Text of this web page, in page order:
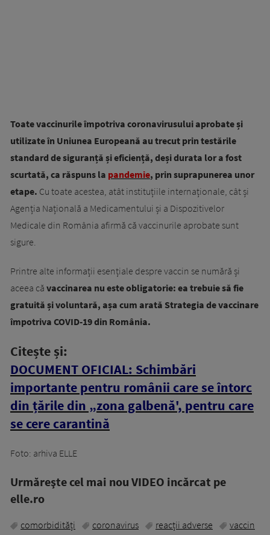
Toate vaccinurile împotriva coronavirusului aprobate și
utilizate în Uniunea Europeană au trecut prin testările
standard de siguranță și eficiență, deși durata lor a fost
scurtată, ca răspuns la pandemie, prin suprapunerea unor
etape. Cu toate acestea, atât instituțiile internaționale, cât și
Agenția Națională a Medicamentului și a Dispozitivelor
Medicale din România afirmă că vaccinurile aprobate sunt
sigure.
Printre alte informații esențiale despre vaccin se numără și
aceea că vaccinarea nu este obligatorie: ea trebuie să fie
gratuită și voluntară, așa cum arată Strategia de vaccinare
împotriva COVID-19 din România.
Citește și:
DOCUMENT OFICIAL: Schimbări
importante pentru românii care se întorc
din țările din „zona galbenă', pentru care
se cere carantină
Foto: arhiva ELLE
Urmăreşte cel mai nou VIDEO incărcat pe
elle.ro
comorbidități coronavirus reacții adverse
vaccin